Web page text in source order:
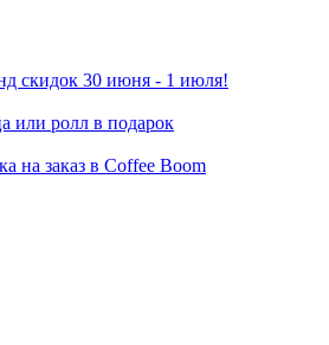
скидок 30 июня - 1 июля!
или ролл в подарок
на заказ в Coffee Boom